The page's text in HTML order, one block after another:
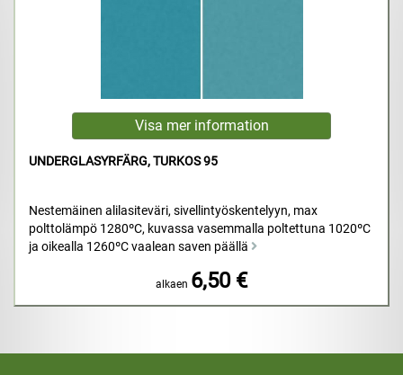
UNDERGLASYRFÄRG, TURKOS 95
Nestemäinen alilasiteväri, sivellintyöskentelyyn, max
polttolämpö 1280ºC, kuvassa vasemmalla poltettuna 1020ºC
ja oikealla 1260ºC vaalean saven päällä
alkaen 6,50 €